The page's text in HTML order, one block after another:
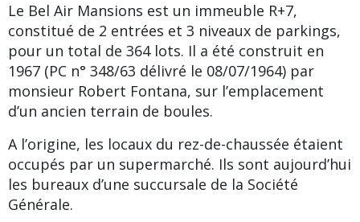
Le Bel Air Mansions est un immeuble R+7,
constitué de 2 entrées et 3 niveaux de parkings,
pour un total de 364 lots. Il a été construit en
1967 (PC n° 348/63 délivré le 08/07/1964) par
monsieur Robert Fontana, sur l’emplacement
d’un ancien terrain de boules.
A l’origine, les locaux du rez-de-chaussée étaient
occupés par un supermarché. Ils sont aujourd’hui
les bureaux d’une succursale de la Société
Générale.